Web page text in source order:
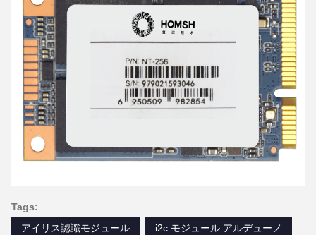
Tags:
アイリス認識モジュール
i2c モジュール アルデューノ